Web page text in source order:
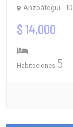
Anzoátegui
$ 14,000
Habitaciones 5